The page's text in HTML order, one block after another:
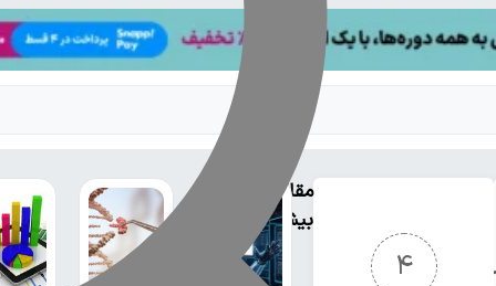
4
مقالات
بیشتر